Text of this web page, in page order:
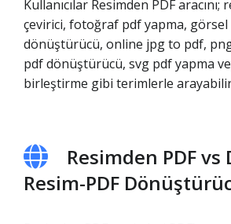
Kullanıcılar Resimden PDF
çevirici, fotoğraf pdf yapma,
dönüştürücü, online jpg to pdf,
pdf dönüştürücü, svg pdf yapma
birleştirme gibi terimlerle
Resimden PDF vs
Resim-PDF